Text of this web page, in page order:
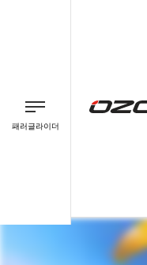
패러글라이더